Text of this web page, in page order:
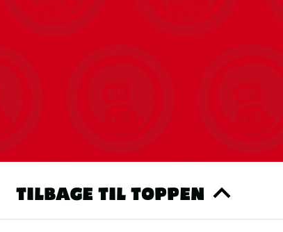
TILBAGE TIL TOPPEN